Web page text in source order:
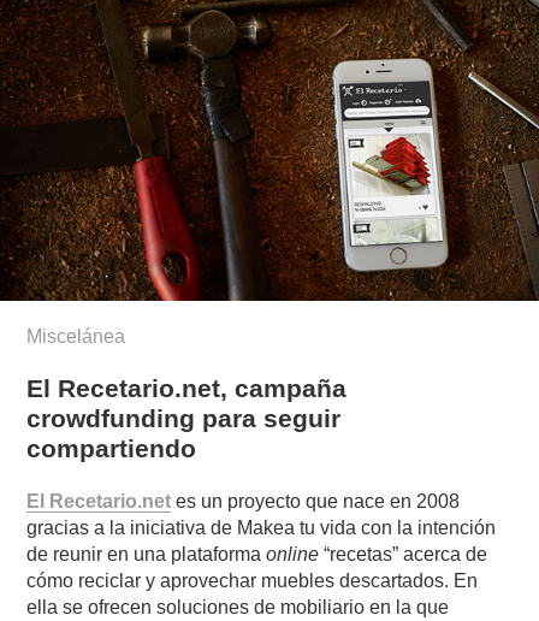
Miscelánea
El Recetario.net, campaña
crowdfunding para seguir
compartiendo
El Recetario.net es un proyecto que nace en 2008
gracias a la iniciativa de Makea tu vida con la intención
de reunir en una plataformaonline “recetas” acerca de
cómo reciclar y aprovechar muebles descartados. En
ella se ofrecen soluciones de mobiliario en la que